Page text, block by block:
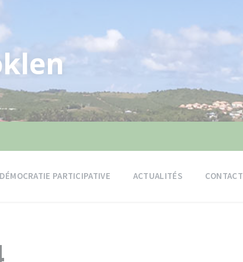
DÉMOCRATIE PARTICIPATIVE ACTUALITÉS CONTACT